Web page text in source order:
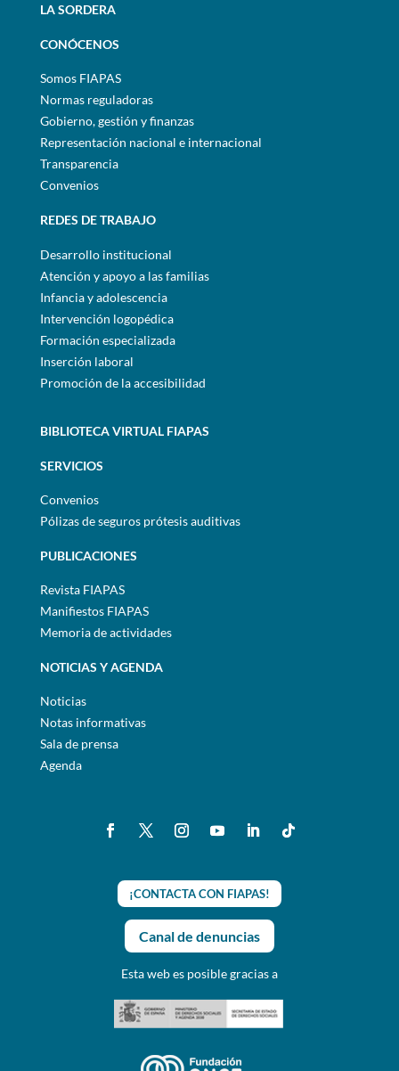
LA SORDERA
CONÓCENOS
Somos FIAPAS
Normas reguladoras
Gobierno, gestión y finanzas
Representación nacional e internacional
Transparencia
Convenios
REDES DE TRABAJO
Desarrollo institucional
Atención y apoyo a las familias
Infancia y adolescencia
Intervención logopédica
Formación especializada
Inserción laboral
Promoción de la accesibilidad
BIBLIOTECA VIRTUAL FIAPAS
SERVICIOS
Convenios
Pólizas de seguros prótesis auditivas
PUBLICACIONES
Revista FIAPAS
Manifiestos FIAPAS
Memoria de actividades
NOTICIAS Y AGENDA
Noticias
Notas informativas
Sala de prensa
Agenda
¡CONTACTA CON FIAPAS!
Canal de denuncias
Esta web es posible gracias a